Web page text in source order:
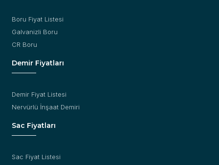
Boru Fiyat Listesi
Galvanizli Boru
CR Boru
Demir Fiyatları
Demir Fiyat Listesi
Nervürlü İnşaat Demiri
Sac Fiyatları
Sac Fiyat Listesi